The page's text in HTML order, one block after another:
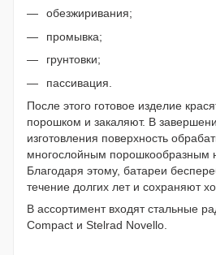
обезжиривания;
промывка;
грунтовки;
пассивация.
После этого готовое изделие
порошком и закаляют. В
изготовления поверхность
многослойным порошкообразным
Благодаря этому, батареи
течение долгих лет и сохраняют
В ассортимент входят стальные
Compact и Stelrad Novello.